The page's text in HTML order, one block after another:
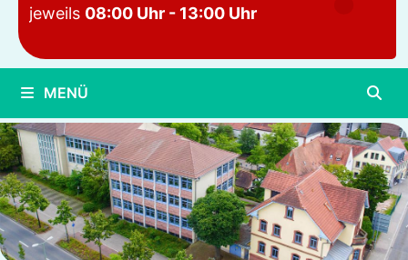
jeweils 08:00 Uhr - 13:00 Uhr
MENÜ